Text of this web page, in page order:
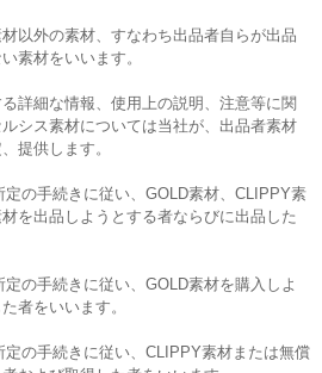
以外の素材、すなわち出品者自らが出品
素材をいいます。
詳細な情報、使用上の説明、注意等に関
シス素材については当社が、出品者素材
提供します。
の手続きに従い、GOLD素材、CLIPPY素
を出品しようとする者ならびに出品した
の手続きに従い、GOLD素材を購入しよ
者をいいます。
の手続きに従い、CLIPPY素材または無償